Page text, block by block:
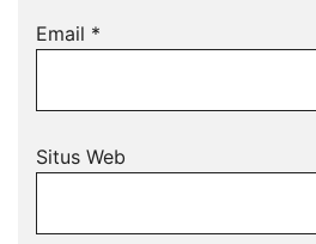
Email *
Situs Web